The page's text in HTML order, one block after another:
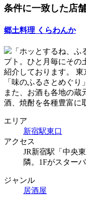
条件に一致した店
郷土料理 くらわんか
「ホッとするね、
プト。ひと月毎にその
紹介しております。
「味のふるさとめぐり
また、お酒も各地の蔵
酒、焼酎を各種豊富に
エリア
新宿駅東口
アクセス
JR新宿駅「中央
隣。1Fがスター
ジャンル
居酒屋